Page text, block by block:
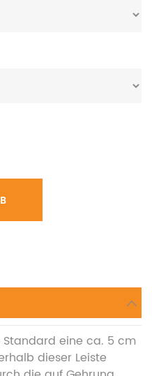
eine ca. 5 cm
dieser Leiste